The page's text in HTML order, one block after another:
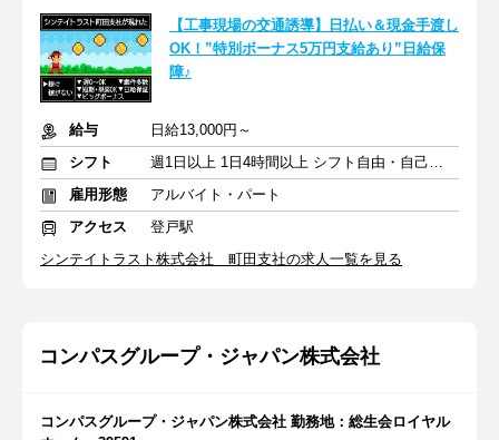
【工事現場の交通誘導】日払い＆現金手渡し
OK！”特別ボーナス5万円支給あり”日給保
障♪
給与
日給13,000円～
シフト
週1日以上 1日4時間以上 シフト自由・自己申告
雇用形態
アルバイト・パート
アクセス
登戸駅
シンテイトラスト株式会社 町田支社の求人一覧を見る
コンパスグループ・ジャパン株式会社
コンパスグループ・ジャパン株式会社 勤務地：総生会ロイヤル